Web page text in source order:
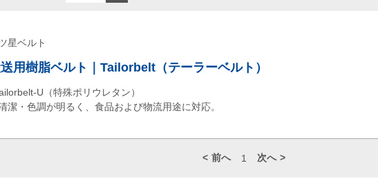
星ベルト
用樹脂ベルト｜Tailorbelt（テーラーベルト）
U（特殊ポリウレタン）
潔・色調が明るく、食品および物流用途に対応。
前へ 1 次へ